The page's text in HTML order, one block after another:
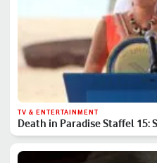
TV & ENTERTAINMENT
Death in Paradise Staffel